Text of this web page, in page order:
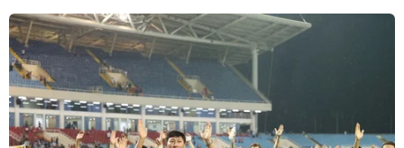
CƠ QUAN CHỦ QUẢN: THÔNG TẤN XÃ VIỆT NAM
Tổng Biên tập: TRẦN TIẾN DUẨN
Phó Tổng Biên tập: NGUYỄN THỊ TÁM, KHÚC THANH